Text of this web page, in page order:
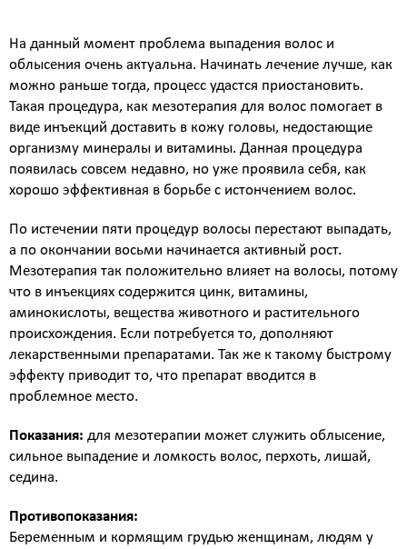
Атравматическая чистка лица
Пилинги - поверхностные и поверхностно
Чистка лица и уход на косметике HOLY LAND
(Израиль)
Чистка лица и уход на премиальной косметике
Zein Obagi (США)
Криолифтинг - безинъекционная мезотерапия
(питание и увлажнение кожи)
ИНЪЕКЦИОННАЯ КОСМЕТОЛОГИЯ
Консультация врача - дерматолога, косметолога
Трихология - лечение выпадения волос
Полиревитализация - питание и стимулирование
регенерации кожи
Колостотерапия - глубокое восстановление
структуры и рельефа кожи
Увеличение губ - коррекция формы и объема губ
препаратами на основе стабилизированной
Биоревитализация - глубокое увлажнение кожи
препаратами на основе нестабилизированной
лица препаратами на основе стабилизированной
гиалуроновой кислоты
На данный момент проблема выпадения волос и
облысения очень актуальна. Начинать лечение лучше, как
можно раньше тогда, процесс удастся приостановить.
Такая процедура, как мезотерапия для волос помогает в
виде инъекций доставить в кожу головы, недостающие
организму минералы и витамины. Данная процедура
появилась совсем недавно, но уже проявила себя, как
хорошо эффективная в борьбе с истончением волос.
По истечении пяти процедур волосы перестают выпадать,
а по окончании восьми начинается активный рост.
Мезотерапия так положительно влияет на волосы, потому
что в инъекциях содержится цинк, витамины,
аминокислоты, вещества животного и растительного
происхождения. Если потребуется то, дополняют
лекарственными препаратами. Так же к такому быстрому
эффекту приводит то, что препарат вводится в
проблемное место.
Показания: для мезотерапии может служить облысение,
сильное выпадение и ломкость волос, перхоть, лишай,
седина.
Противопоказания:
Беременным и кормящим грудью женщинам, людям у